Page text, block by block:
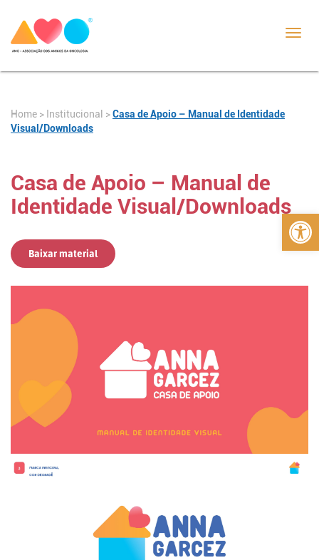
Abrir
Home > Institucional >Casa de Apoio – Manual de Identidade
Visual/Downloads
Casa de Apoio – Manual de
Identidade Visual/Downloads
Baixar material